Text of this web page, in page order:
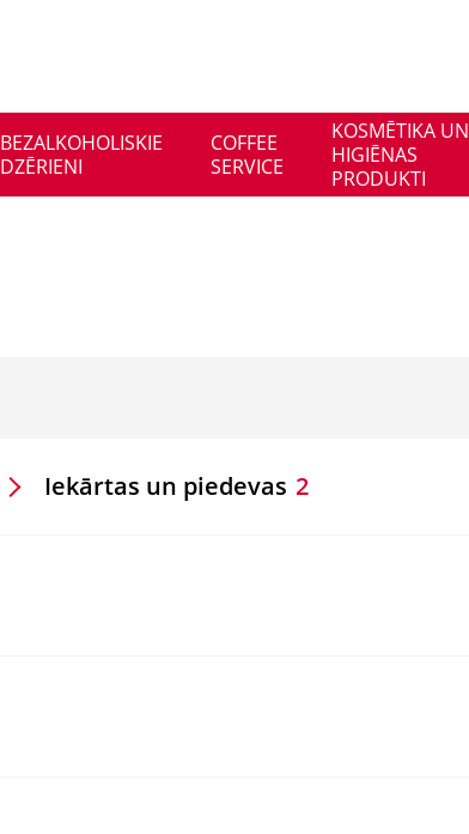
BEZALKOHOLISKIE
DZĒRIENI
COFFEE
SERVICE
KOSMĒTIKA UN
HIGIĒNAS
PRODUKTI
Iekārtas un piedevas 2